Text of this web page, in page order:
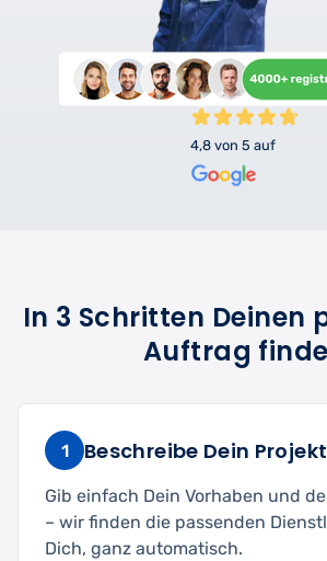
4,8 von 5 auf
In 3 Schritten Deinen
Auftrag
1 Beschreibe Dein Projekt
Gib einfach Dein Vorhaben und
– wir finden die passenden
Dich, ganz automatisch.